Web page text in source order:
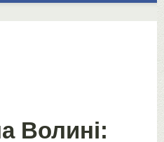
Волині: